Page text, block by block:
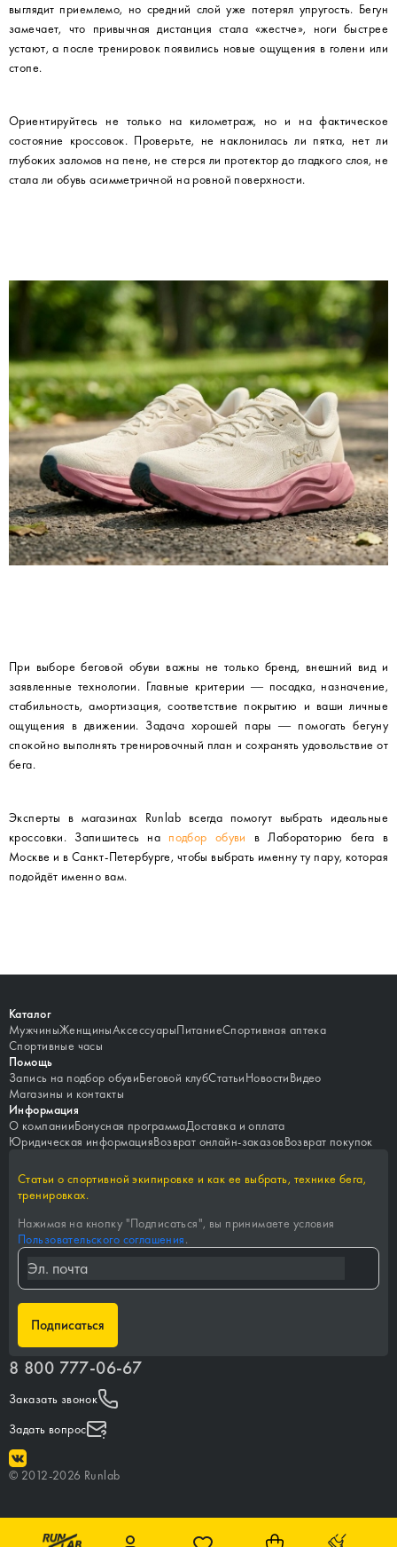
выглядит приемлемо, но средний слой уже потерял упругость. Бегун
замечает, что привычная дистанция стала «жестче», ноги быстрее
устают, а после тренировок появились новые ощущения в голени или
стопе.
Ориентируйтесь не только на километраж, но и на фактическое
состояние кроссовок. Проверьте, не наклонилась ли пятка, нет ли
глубоких заломов на пене, не стерся ли протектор до гладкого слоя, не
стала ли обувь асимметричной на ровной поверхности.
При выборе беговой обуви важны не только бренд, внешний вид и
заявленные технологии. Главные критерии — посадка, назначение,
стабильность, амортизация, соответствие покрытию и ваши личные
ощущения в движении. Задача хорошей пары — помогать бегуну
спокойно выполнять тренировочный план и сохранять удовольствие от
бега.
Эксперты в магазинах Runlab всегда помогут выбрать идеальные
кроссовки. Запишитесь на подбор обуви
в Лабораторию бега в
Москве и в Санкт-Петербурге, чтобы выбрать именну ту пару, которая
подойдёт именно вам.
Каталог
МужчиныЖенщиныАксессуарыПитаниеСпортивная аптека
Спортивные часы
Помощь
Запись на подбор обувиБеговой клубСтатьиНовостиВидео
Магазины и контакты
Информация
О компанииБонусная программаДоставка и оплата
Юридическая информацияВозврат онлайн-заказовВозврат покупок
Статьи о спортивной экипировке и как ее выбрать, технике бега,
тренировках.
Нажимая на кнопку "Подписаться", вы принимаете условия
Пользовательского соглашения.
Подписаться
8 800 777-06-67
Заказать звонок
Задать вопрос
© 2012-2026 Runlab